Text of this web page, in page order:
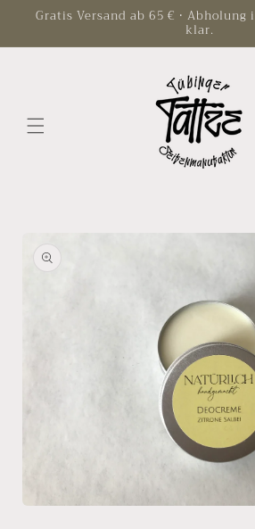
zum
Gratis Versand ab 65 € • Abholung
klar.